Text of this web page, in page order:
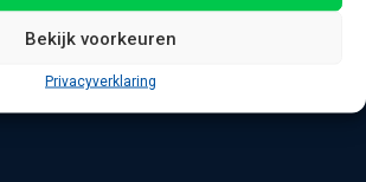
Bekijk voorkeuren
Privacyverklaring
info@appelbouw.nl